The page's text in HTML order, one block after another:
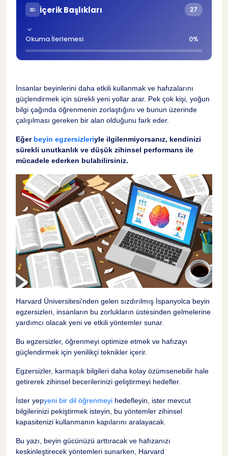
İçerik Başlıkları 27
Okuma İlerlemesi 0%
2 Araştırmanın Arka Planı
4 Bilişsel Tekniklerin Bilimsel Temeli
5
Bilişsel Öğrenme Teknikleri ile İspanyolca
Gelişimi
6 Bilişsel Öğrenme Nedir?
7
Beyin Egzersizlerinin İspanyolca Üzerindeki
Etkisi
8
Bilimsel Araştırmaların Işığında İspanyolca
Öğrenme Stratejileri
9 Harvard'ın Önerdiği Yöntemler
10
Bilişsel Teknikleri Günlük Hayata Entegre
Etme
11
İspanyolca Öğrenmede Beyin Egzersizlerinin
Avantajları
12 Geleneksel Yöntemlere Karşılaştırma
13 Uzun Vadeli Hafıza ve Kalıcılık
İnsanlar beyinlerini daha etkili kullanmak ve hafızalarını
güçlendirmek için sürekli yeni yollar arar. Pek çok kişi, yoğun
bilgi çağında öğrenmenin zorlaştığını ve bunun üzerinde
çalışılması gereken bir alan olduğunu fark eder.
Eğer beyin egzersizleriyle ilgilenmiyorsanız, kendinizi
sürekli unutkanlık ve düşük zihinsel performans ile
mücadele ederken bulabilirsiniz.
Harvard Üniversitesi'nden gelen sızdırılmış İspanyolca beyin
egzersizleri, insanların bu zorlukların üstesinden gelmelerine
yardımcı olacak yeni ve etkili yöntemler sunar.
Bu egzersizler, öğrenmeyi optimize etmek ve hafızayı
güçlendirmek için yenilikçi teknikler içerir.
Egzersizler, karmaşık bilgileri daha kolay özümsenebilir hale
getirerek zihinsel becerilerinizi geliştirmeyi hedefler.
İster yepyeni bir dil öğrenmeyi hedefleyin, ister mevcut
bilgilerinizi pekiştirmek isteyin, bu yöntemler zihinsel
kapasitenizi kullanmanın kapılarını aralayacak.
Bu yazı, beyin gücünüzü arttıracak ve hafızanızı
keskinleştirecek yöntemleri sunarken, Harvard